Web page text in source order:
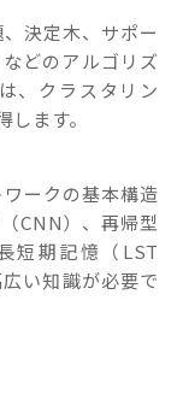
決定木、サポー
どのアルゴリズ
、クラスタリン
ます。
ークの基本構造
CNN）、再帰型
短期記憶（LST
い知識が必要で